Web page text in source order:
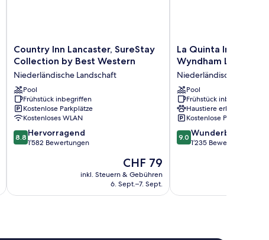
Country
Inn
SureStay
Collection
by
Best
Western
Niederländische
Landschaft
Country Inn Lancaster, SureStay
Collection by Best Western
Niederländische Landschaft
Pool
Frühstück inbegriffen
Kostenlose Parkplätze
Kostenloses WLAN
8.8
von
8.8 Hervorragend
1’582 Bewertungen
Der
Preis
beträgt
CHF 79
inkl. Steuern & Gebühren
6. Sept.–7. Sept.
La
Quinta
Inn
&
Suites
by
Wyndham
Lancaster
Niederländische
Landschaft
La Quinta Inn &
Wyndham Lancaster
Niederländische
Pool
Frühstück inbegriffen
Haustiere erlaubt
Kostenlose Parkplätze
9.0
von
9.0 Wunderbar
1’235 Bewertungen